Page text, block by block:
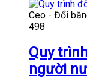
Ceo - Đổi
498
Quy
người